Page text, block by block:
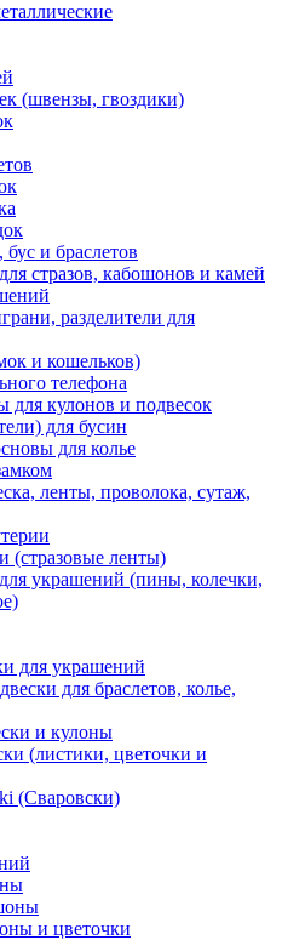
(швензы, гвоздики)
и браслетов
стразов, кабошонов и камей
разделители для
и кошельков)
телефона
для кулонов и подвесок
для бусин
для колье
ленты, проволока, сутаж,
(стразовые ленты)
украшений (пины, колечки,
для украшений
для браслетов, колье,
и кулоны
(листики, цветочки и
(Сваровски)
и цветочки